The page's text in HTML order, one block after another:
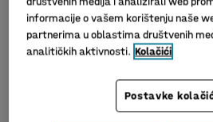
Robustan i prikladan za
informacije o vašem korištenju naše
partnerima u oblastima društvenih
analitičkih aktivnosti. Kolačići
Postavke